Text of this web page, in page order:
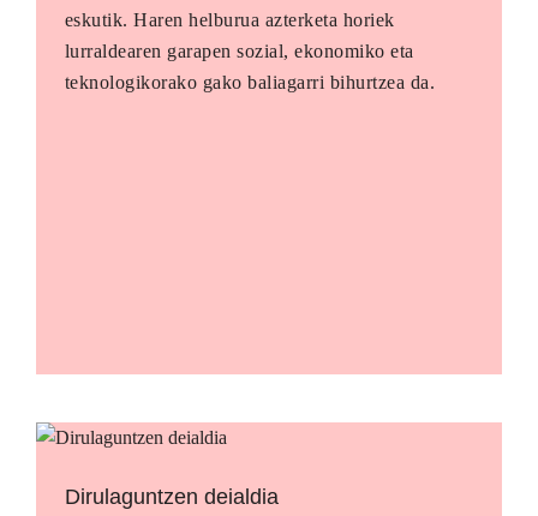
eskutik. Haren helburua azterketa horiek
lurraldearen garapen sozial, ekonomiko eta
teknologikorako gako baliagarri bihurtzea da.
Dirulaguntzen deialdia